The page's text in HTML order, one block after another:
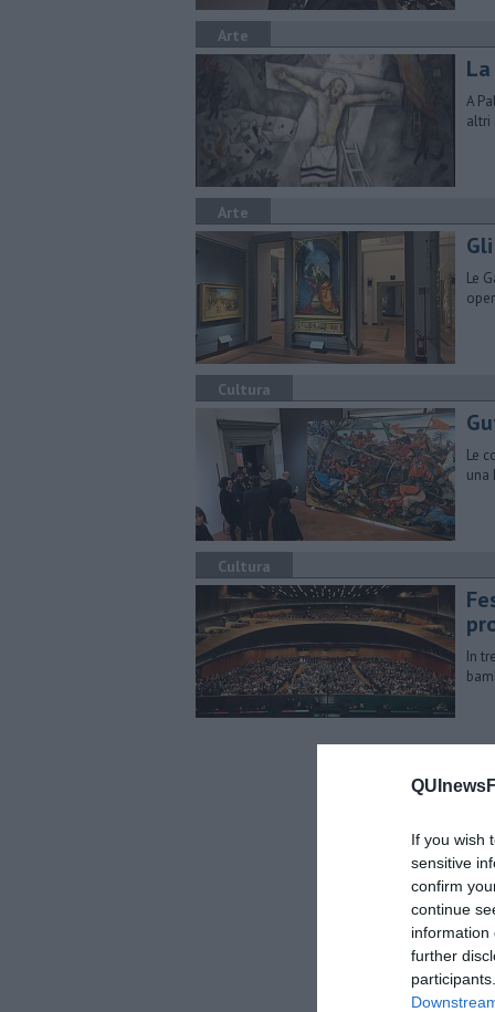
If you wish
sensitive
confirm
continue
information
further
Arte
A
altri
Arte
Le
Cultura
Le
una
Cultura
In